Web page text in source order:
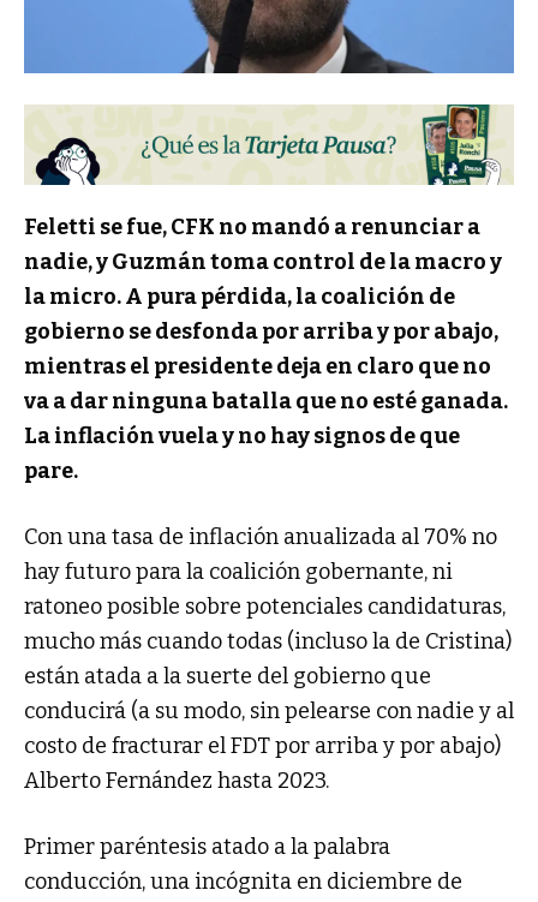
Feletti se fue, CFK no mandó a renunciar a
nadie, y Guzmán toma control de la macro y
la micro. A pura pérdida, la coalición de
gobierno se desfonda por arriba y por abajo,
mientras el presidente deja en claro que no
va a dar ninguna batalla que no esté ganada.
La inflación vuela y no hay signos de que
pare.
Con una tasa de inflación anualizada al 70% no
hay futuro para la coalición gobernante, ni
ratoneo posible sobre potenciales candidaturas,
mucho más cuando todas (incluso la de Cristina)
están atada a la suerte del gobierno que
conducirá (a su modo, sin pelearse con nadie y al
costo de fracturar el FDT por arriba y por abajo)
Alberto Fernández hasta 2023.
Primer paréntesis atado a la palabra
conducción, una incógnita en diciembre de